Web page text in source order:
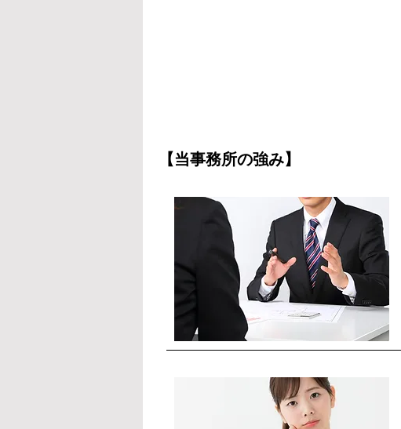
【当事務所の強み】